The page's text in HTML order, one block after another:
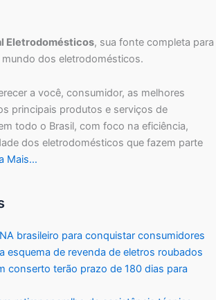
Eletrodomésticos, sua fonte completa para
dos eletrodomésticos.
a você, consumidor, as melhores
principais produtos e serviços de
todo o Brasil, com foco na eficiência,
dos eletrodomésticos que fazem parte
Mais…
brasileiro para conquistar consumidores
esquema de revenda de eletros roubados
conserto terão prazo de 180 dias para